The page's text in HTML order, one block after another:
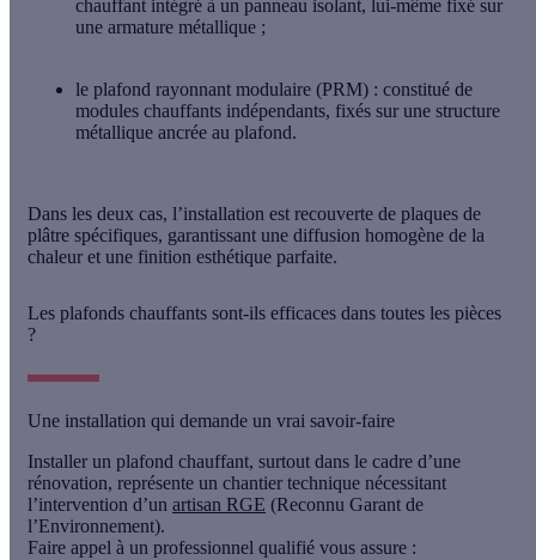
chauffant intégré à un panneau isolant, lui-même fixé sur
une armature métallique ;
le plafond rayonnant modulaire (PRM) : constitué de
modules chauffants indépendants, fixés sur une structure
métallique ancrée au plafond.
Dans les deux cas, l’installation est recouverte de plaques de
plâtre spécifiques, garantissant une diffusion homogène de la
chaleur et une finition esthétique parfaite.
Les plafonds chauffants sont-ils efficaces dans toutes les pièces
?
Une installation qui demande un vrai savoir-faire
Installer un plafond chauffant, surtout dans le cadre d’une
rénovation, représente un chantier technique nécessitant
l’intervention d’un artisan RGE (Reconnu Garant de
l’Environnement).
Faire appel à un professionnel qualifié vous assure :